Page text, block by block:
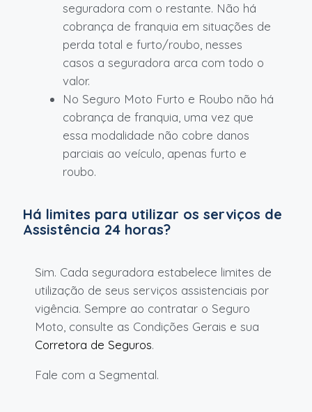
seguradora com o restante. Não há
cobrança de franquia em situações de
perda total e furto/roubo, nesses
casos a seguradora arca com todo o
valor.
No Seguro Moto Furto e Roubo não há
cobrança de franquia, uma vez que
essa modalidade não cobre danos
parciais ao veículo, apenas furto e
roubo.
Há limites para utilizar os serviços de
Assistência 24 horas?
Sim. Cada seguradora estabelece limites de
utilização de seus serviços assistenciais por
vigência. Sempre ao contratar o Seguro
Moto, consulte as Condições Gerais e sua
Corretora de Seguros.
Fale com a Segmental.